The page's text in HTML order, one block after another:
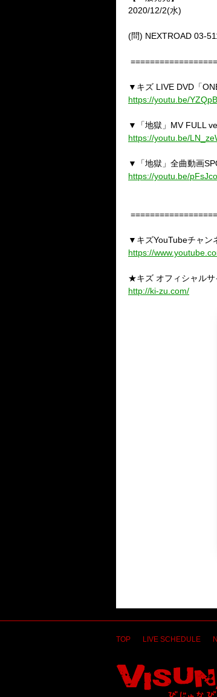
2020/12/2(水)
(問) NEXTROAD 03-
▼キズ LIVE DVD 「
https://youtu.be/
▼「地獄」 MV FULL
https://youtu.be/
▼「地獄」全曲動画
https://youtu.be/
▼キズYouTubeチャン
https://
★キズ オフィシャル
http://ki-zu.com/
TOP LIVE SCHEDULE